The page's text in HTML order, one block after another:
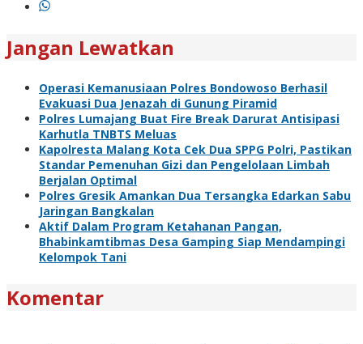
Jangan Lewatkan
Operasi Kemanusiaan Polres Bondowoso Berhasil
Evakuasi Dua Jenazah di Gunung Piramid
Polres Lumajang Buat Fire Break Darurat Antisipasi
Karhutla TNBTS Meluas
Kapolresta Malang Kota Cek Dua SPPG Polri, Pastikan
Standar Pemenuhan Gizi dan Pengelolaan Limbah
Berjalan Optimal
Polres Gresik Amankan Dua Tersangka Edarkan Sabu
Jaringan Bangkalan
Aktif Dalam Program Ketahanan Pangan,
Bhabinkamtibmas Desa Gamping Siap Mendampingi
Kelompok Tani
Komentar